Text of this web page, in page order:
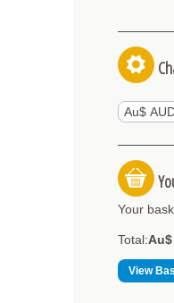
Your
Total:
View